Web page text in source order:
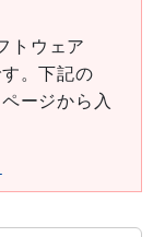
トウェア
。下記の
ージから入